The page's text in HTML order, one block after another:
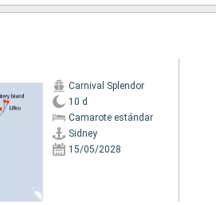
Carnival Splendor
10 d
Camarote estándar
Sidney
15/05/2028